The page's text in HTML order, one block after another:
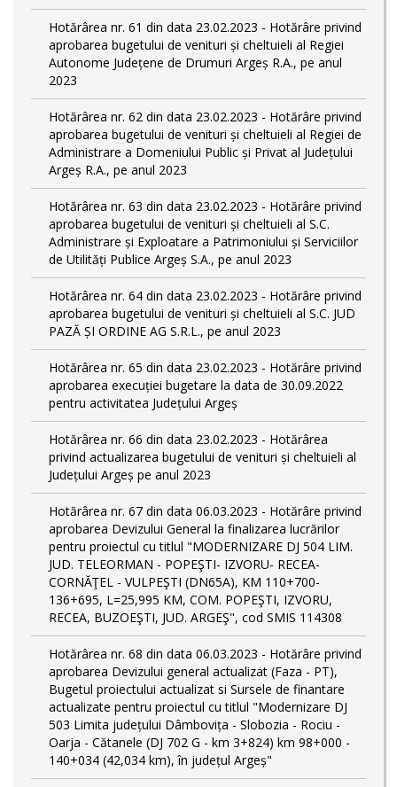
Hotărârea nr. 61 din data 23.02.2023 - Hotărâre privind
aprobarea bugetului de venituri și cheltuieli al Regiei
Autonome Județene de Drumuri Argeș R.A., pe anul
2023
Hotărârea nr. 62 din data 23.02.2023 - Hotărâre privind
aprobarea bugetului de venituri și cheltuieli al Regiei de
Administrare a Domeniului Public și Privat al Județului
Argeș R.A., pe anul 2023
Hotărârea nr. 63 din data 23.02.2023 - Hotărâre privind
aprobarea bugetului de venituri și cheltuieli al S.C.
Administrare și Exploatare a Patrimoniului și Serviciilor
de Utilități Publice Argeș S.A., pe anul 2023
Hotărârea nr. 64 din data 23.02.2023 - Hotărâre privind
aprobarea bugetului de venituri și cheltuieli al S.C. JUD
PAZĂ ȘI ORDINE AG S.R.L., pe anul 2023
Hotărârea nr. 65 din data 23.02.2023 - Hotărâre privind
aprobarea execuției bugetare la data de 30.09.2022
pentru activitatea Județului Argeș
Hotărârea nr. 66 din data 23.02.2023 - Hotărârea
privind actualizarea bugetului de venituri și cheltuieli al
Județului Argeș pe anul 2023
Hotărârea nr. 67 din data 06.03.2023 - Hotărâre privind
aprobarea Devizului General la finalizarea lucrărilor
pentru proiectul cu titlul "MODERNIZARE DJ 504 LIM.
JUD. TELEORMAN - POPEŞTI- IZVORU- RECEA-
CORNĂŢEL - VULPEŞTI (DN65A), KM 110+700-
136+695, L=25,995 KM, COM. POPEŞTI, IZVORU,
RECEA, BUZOEŞTI, JUD. ARGEŞ", cod SMIS 114308
Hotărârea nr. 68 din data 06.03.2023 - Hotărâre privind
aprobarea Devizului general actualizat (Faza - PT),
Bugetul proiectului actualizat si Sursele de finantare
actualizate pentru proiectul cu titlul "Modernizare DJ
503 Limita județului Dâmbovița - Slobozia - Rociu -
Oarja - Cătanele (DJ 702 G - km 3+824) km 98+000 -
140+034 (42,034 km), în județul Argeș"